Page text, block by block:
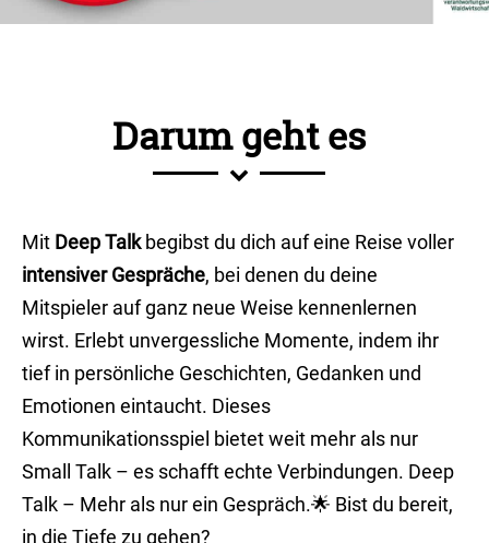
Darum geht es
Mit Deep Talkbegibst du dich auf eine Reise voller
intensiver Gespräche, bei denen du deine
Mitspieler auf ganz neue Weise kennenlernen
wirst. Erlebt unvergessliche Momente, indem ihr
tief in persönliche Geschichten, Gedanken und
Emotionen eintaucht. Dieses
Kommunikationsspiel bietet weit mehr als nur
Small Talk – es schafft echte Verbindungen. Deep
Talk – Mehr als nur ein Gespräch.🌟 Bist du bereit,
in die Tiefe zu gehen?